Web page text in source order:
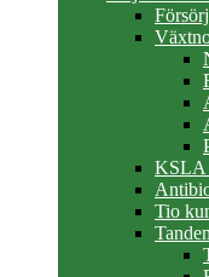
KSLA
Tio